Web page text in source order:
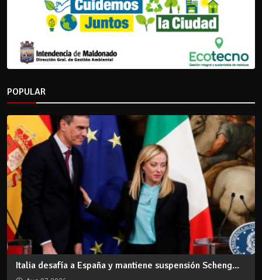
POPULAR
Italia desafía a España y mantiene suspensión Scheng...